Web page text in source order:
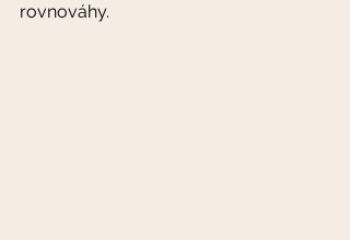
rovnováhy.